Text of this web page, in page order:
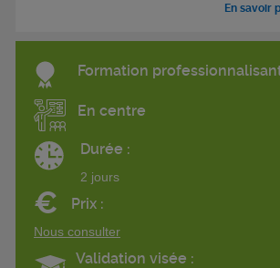
En savoir
Formation
En centre
Durée :
2 jours
€ Prix :
Nous consulter
Validation visée :